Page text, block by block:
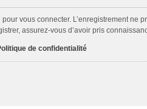
vous connecter. L’enregistrement
assurez-vous d’avoir pris
de confidentialité